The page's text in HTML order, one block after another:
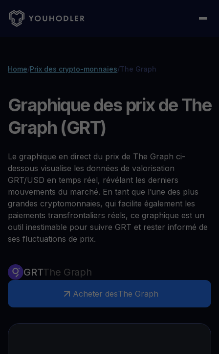
Home/Prix des crypto-monnaies/The Graph
Graphique des prix de The
Graph (GRT)
Le graphique en direct du prix de The Graph ci-
dessous visualise les données de valorisation
GRT/USD en temps réel, révélant les derniers
mouvements du marché. En tant que l’une des plus
grandes cryptomonnaies, qui facilite également les
paiements transfrontaliers réels, ce graphique est un
outil inestimable pour suivre GRT et rester informé de
ses fluctuations de prix.
GRTThe Graph
Acheter desThe Graph